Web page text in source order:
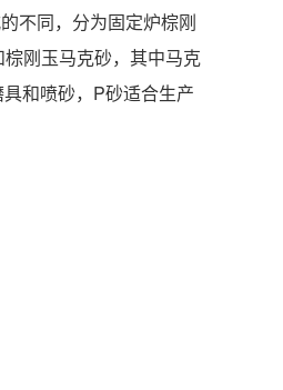
不同，分为固定炉棕刚
刚玉马克砂，其中马克
和喷砂，P砂适合生产